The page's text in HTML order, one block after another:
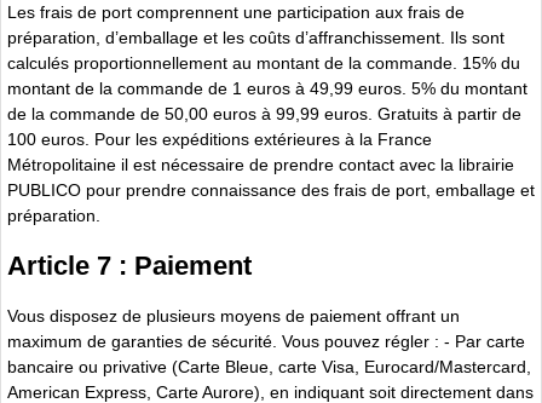
Les frais de port comprennent une participation aux frais de
préparation, d’emballage et les coûts d’affranchissement. Ils sont
calculés proportionnellement au montant de la commande. 15% du
montant de la commande de 1 euros à 49,99 euros. 5% du montant
de la commande de 50,00 euros à 99,99 euros. Gratuits à partir de
100 euros. Pour les expéditions extérieures à la France
Métropolitaine il est nécessaire de prendre contact avec la librairie
PUBLICO pour prendre connaissance des frais de port, emballage et
préparation.
Article 7 : Paiement
Vous disposez de plusieurs moyens de paiement offrant un
maximum de garanties de sécurité. Vous pouvez régler : - Par carte
bancaire ou privative (Carte Bleue, carte Visa, Eurocard/Mastercard,
American Express, Carte Aurore), en indiquant soit directement dans